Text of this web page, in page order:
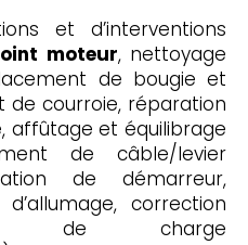
et d’interventions
moteur, nettoyage
de bougie et
de courroie, réparation
et équilibrage
de câble/levier
de démarreur,
correction
de charge